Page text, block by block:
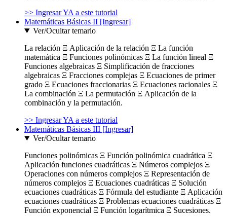
>> Ingresar YA a este tutorial
Matemáticas Básicas II [Ingresar]
Ver/Ocultar temario
La relación Ξ Aplicación de la relación Ξ La función
matemática Ξ Funciones polinómicas Ξ La función lineal Ξ
Funciones algebraicas Ξ Simplificación de fracciones
algebraicas Ξ Fracciones complejas Ξ Ecuaciones de primer
grado Ξ Ecuaciones fraccionarias Ξ Ecuaciones racionales Ξ
La combinación Ξ La permutación Ξ Aplicación de la
combinación y la permutación.
>> Ingresar YA a este tutorial
Matemáticas Básicas III [Ingresar]
Ver/Ocultar temario
Funciones polinómicas Ξ Función polinómica cuadrática Ξ
Aplicación funciones cuadráticas Ξ Números complejos Ξ
Operaciones con números complejos Ξ Representación de
números complejos Ξ Ecuaciones cuadráticas Ξ Solución
ecuaciones cuadráticas Ξ Fórmula del estudiante Ξ Aplicación
ecuaciones cuadráticas Ξ Problemas ecuaciones cuadráticas Ξ
Función exponencial Ξ Función logarítmica Ξ Sucesiones.